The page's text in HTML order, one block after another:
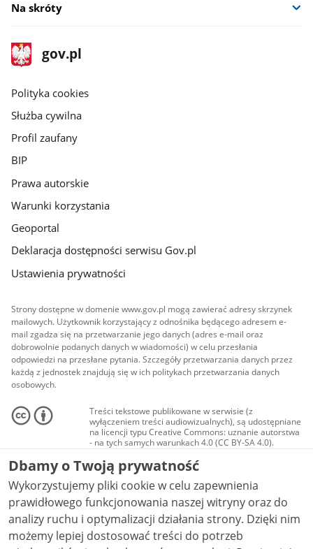
Na skróty
stopka
gov.pl
Strona
gov.pl
gov.pl
Polityka cookies
Służba cywilna
Profil zaufany
BIP
Prawa autorskie
Warunki korzystania
Geoportal
Deklaracja dostępności serwisu Gov.pl
Ustawienia prywatności
Strony dostępne w domenie www.gov.pl mogą zawierać adresy skrzynek
mailowych. Użytkownik korzystający z odnośnika będącego adresem e-
mail zgadza się na przetwarzanie jego danych (adres e-mail oraz
dobrowolnie podanych danych w wiadomości) w celu przesłania
odpowiedzi na przesłane pytania. Szczegóły przetwarzania danych przez
każdą z jednostek znajdują się w ich politykach przetwarzania danych
osobowych.
Treści tekstowe publikowane w serwisie (z
wyłączeniem treści audiowizualnych), są udostępniane
na licencji typu Creative Commons: uznanie autorstwa
- na tych samych warunkach 4.0 (CC BY-SA 4.0).
Materiały audiowizualne, w tym zdjęcia, materiały
audio i wideo, są udostępniane na licencji typu
Creative Commons: uznanie autorstwa użycie
niekomercyjne - bez utworów zależnych 4.0 (CC BY-
NC-ND 4.0), o ile nie jest to stwierdzone inaczej.
Dbamy o Twoją prywatność
Wykorzystujemy pliki cookie w celu zapewnienia
prawidłowego funkcjonowania naszej witryny oraz do
analizy ruchu i optymalizacji działania strony. Dzięki nim
możemy lepiej dostosować treści do potrzeb